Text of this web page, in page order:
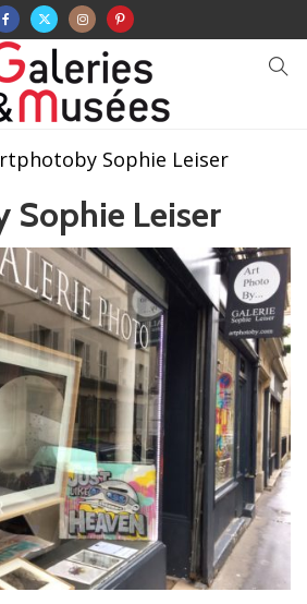
Sophie Leiser
Leiser